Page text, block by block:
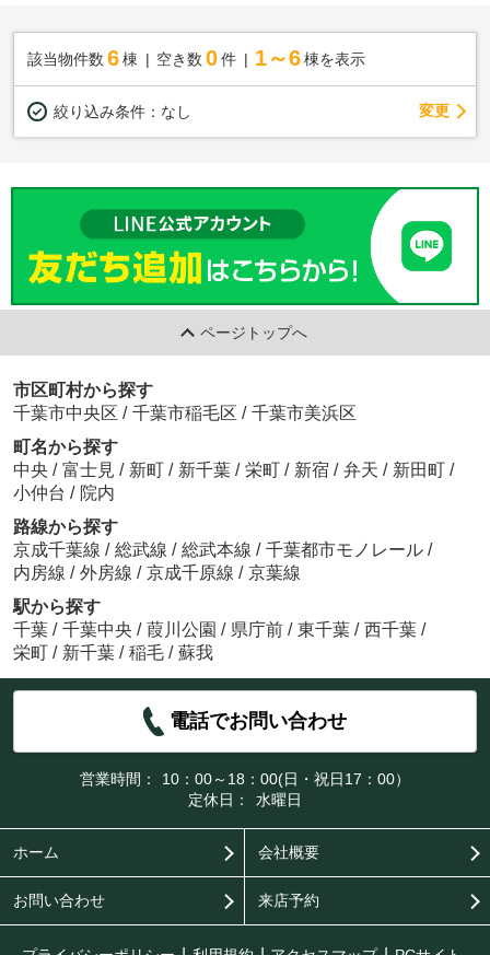
該当物件数 6棟 空き数 0 件 1～6 棟を表示
絞り込み条件： なし 変更
ページトップへ
市区町村から探す
千葉市中央区 / 千葉市稲毛区 / 千葉市美浜区
町名から探す
中央 / 富士見 / 新町 / 新千葉 / 栄町 / 新宿 / 弁天 / 新田町 /
小仲台 / 院内
路線から探す
京成千葉線 / 総武線 / 総武本線 / 千葉都市モノレール /
内房線 / 外房線 / 京成千原線 / 京葉線
駅から探す
千葉 / 千葉中央 / 葭川公園 / 県庁前 / 東千葉 / 西千葉 /
栄町 / 新千葉 / 稲毛 / 蘇我
電話でお問い合わせ
営業時間：
10：00～18：00(日・祝日17：00）
定休日：
水曜日
ホーム 会社概要
お問い合わせ 来店予約